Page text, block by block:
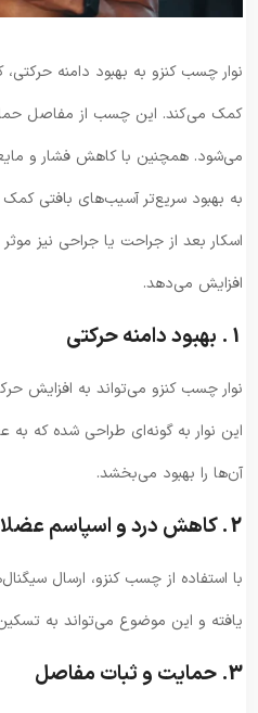
نوار چسب کنزو به بهبود دامنه
کمک می‌کند. این چسب از مفاصل
می‌شود. همچنین با کاهش فشار و
به بهبود سریع‌تر آسیب‌های بافتی کمک
اسکار بعد از جراحت یا جراحی نیز
افزایش می‌دهد.
1. بهبود دامنه حرکتی
نوار چسب کنزو می‌تواند به
این نوار به گونه‌ای طراحی شده که به
آن‌ها را بهبود می‌بخشد.
2. کاهش درد و اسپاسم عضلانی
با استفاده از چسب کنزو، ارسال
یافته و این موضوع می‌تواند به
3. حمایت و ثبات مفاصل